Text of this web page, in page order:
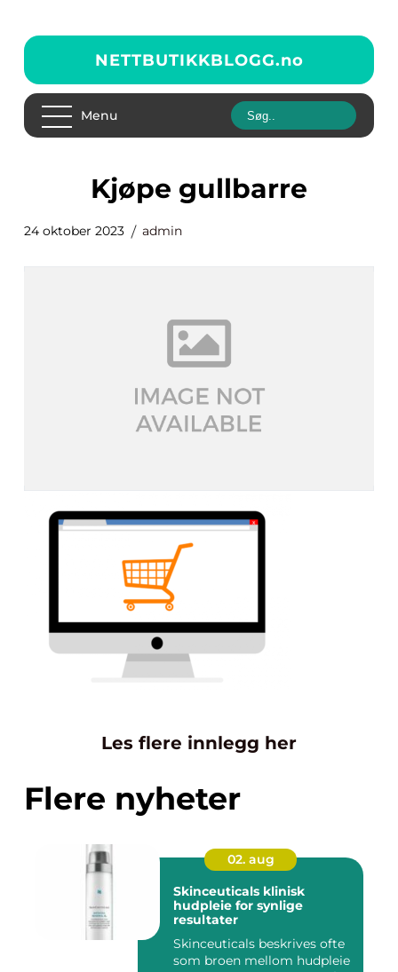
NETTBUTIKKBLOGG.no
Menu
kjøpe gullbarre
24 oktober 2023 admin
Les flere innlegg her
Flere nyheter
02. aug
Skinceuticals klinisk
hudpleie for synlige
resultater
Skinceuticals beskrives ofte
som broen mellom hudpleie